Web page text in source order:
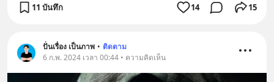
11 บันทึก 14 15
ปั่นเรื่อง เป็นภาพ • ติดตาม
6 ก.พ. 2024 เวลา 00:44 • ความคิดเห็น